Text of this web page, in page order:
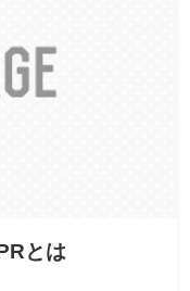
とは